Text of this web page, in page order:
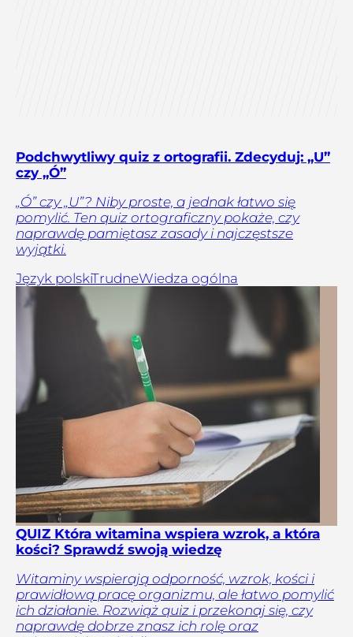
Podchwytliwy quiz z ortografii. Zdecyduj: „U”
czy „Ó”
„Ó” czy „U”? Niby proste, a jednak łatwo się
pomylić. Ten quiz ortograficzny pokaże, czy
naprawdę pamiętasz zasady i najczęstsze
wyjątki.
Język polskiTrudneWiedza ogólna
QUIZ Która witamina wspiera wzrok, a która
kości? Sprawdź swoją wiedzę
Witaminy wspierają odporność, wzrok, kości i
prawidłową pracę organizmu, ale łatwo pomylić
ich działanie. Rozwiąż quiz i przekonaj się, czy
naprawdę dobrze znasz ich rolę oraz